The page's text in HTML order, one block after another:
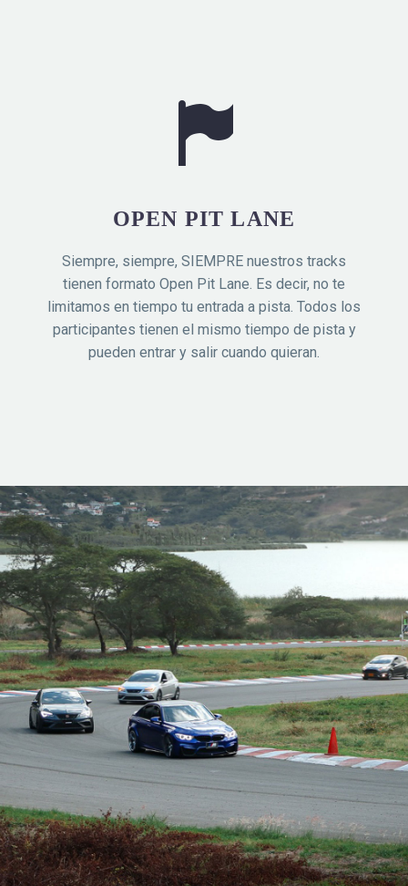
OPEN PIT LANE
Siempre, siempre, SIEMPRE nuestros tracks
tienen formato Open Pit Lane. Es decir, no te
limitamos en tiempo tu entrada a pista. Todos los
participantes tienen el mismo tiempo de pista y
pueden entrar y salir cuando quieran.